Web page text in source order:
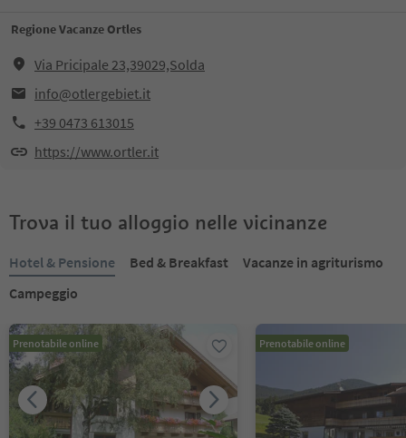
Regione Vacanze Ortles
Via Pricipale 23,39029,Solda
info@otlergebiet.it
+39 0473 613015
https://www.ortler.it
Trova il tuo alloggio nelle vicinanze
Hotel & Pensione Bed & Breakfast
Vacanze in agriturismo
Campeggio
Prenotabile online Prenotabile online